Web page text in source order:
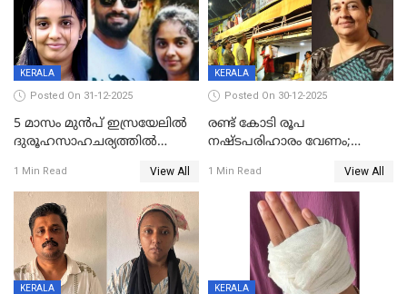
KERALA
Posted On 31-12-2025
5 മാസം മുൻപ് ഇസ്രയേലിൽ
ദുരൂഹസാഹചര്യത്തിൽ
മലയാളി യുവാവിന്റെ ഭാര്യയും
മരിച്ചു
1 Min Read View All
KERALA
Posted On 30-12-2025
രണ്ട് കോടി രൂപ
നഷ്ടപരിഹാരം വേണം;
നോട്ടീസയച്ച് ഉമാ തോമസ്
1 Min Read View All
KERALA KERALA